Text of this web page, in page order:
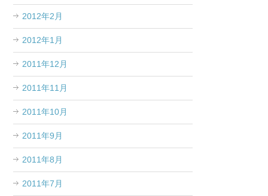
2012年2月
2012年1月
2011年12月
2011年11月
2011年10月
2011年9月
2011年8月
2011年7月